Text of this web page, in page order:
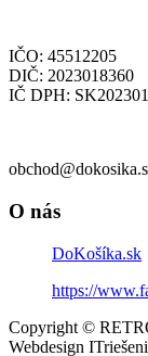
IČO: 45512205
DIČ: 2023018360
IČ DPH:
O nás
DoKošíka.sk
https://
Copyright ©
Webdesign